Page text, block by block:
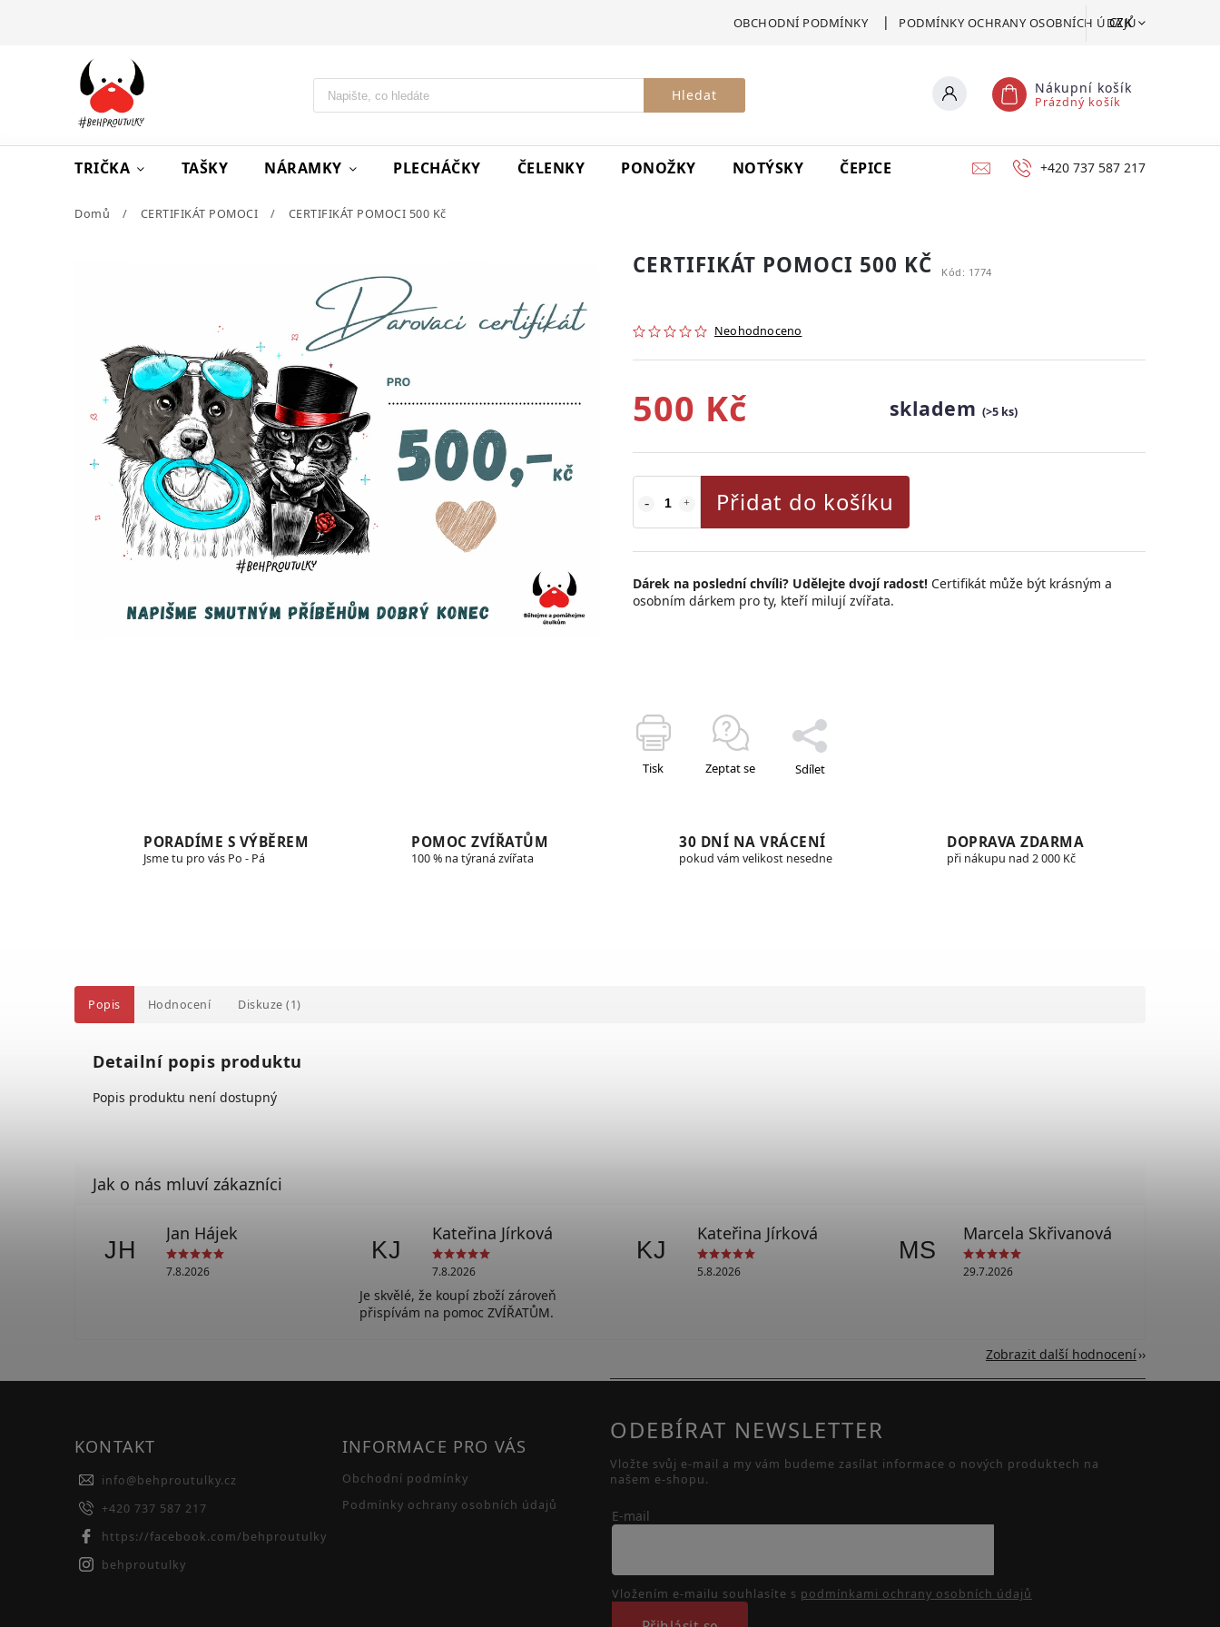
OBCHODNÍ PODMÍNKY PODMÍNKY OCHRANY OSOBNÍCH ÚDAJŮ
CZK
Hledat Nákupní košík
Prázdný košík
TRIČKA TAŠKY NÁRAMKY PLECHÁČKY ČELENKY PONOŽKY NOTÝSKY ČEPICE VSTUPENKA CERTIFIKÁT POMOCI
+420 737 587 217
Domů / CERTIFIKÁT POMOCI / CERTIFIKÁT POMOCI 500 Kč
CERTIFIKÁT POMOCI 500 KČ Kód: 1774
Neohodnoceno
500 Kč skladem (>5 ks)
Přidat do košíku
Dárek na poslední chvíli? Udělejte dvojí radost! Certifikát může být krásným a
osobním dárkem pro ty, kteří milují zvířata.
Tisk Zeptat se Sdílet
PORADÍME S VÝBĚREM
Jsme tu pro vás Po - Pá
POMOC ZVÍŘATŮM
100 % na týraná zvířata
30 DNÍ NA VRÁCENÍ
pokud vám velikost nesedne
DOPRAVA ZDARMA
při nákupu nad 2 000 Kč
Popis Hodnocení Diskuze (1)
Detailní popis produktu
Popis produktu není dostupný
JH
Jan Hájek
7.8.2026
KJ
Kateřina Jírková
7.8.2026
Je skvělé, že koupí zboží zároveň
přispívám na pomoc ZVÍŘATŮM.
KJ
Kateřina Jírková
5.8.2026
MS
Marcela Skřivanová
29.7.2026
Zobrazit další hodnocení
KONTAKT
info@behproutulky.cz
+420 737 587 217
https://facebook.com/behproutulky
behproutulky
INFORMACE PRO VÁS
Obchodní podmínky
Podmínky ochrany osobních údajů
ODEBÍRAT NEWSLETTER
Vložte svůj e-mail a my vám budeme zasílat informace o nových produktech na
našem e-shopu.
E-mail
Vložením e-mailu souhlasíte s podmínkami ochrany osobních údajů